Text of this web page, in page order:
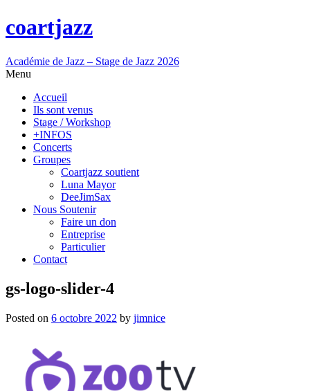
coartjazz
Académie de Jazz – Stage de Jazz 2026
Menu
Accueil
Ils sont venus
Stage / Workshop
+INFOS
Concerts
Groupes
Coartjazz soutient
Luna Mayor
DeeJimSax
Nous Soutenir
Faire un don
Entreprise
Particulier
Contact
gs-logo-slider-4
Posted on 6 octobre 2022 by jimnice